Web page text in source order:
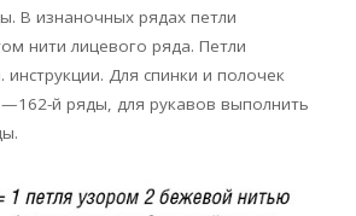
В изнаночных рядах петли
нити лицевого ряда. Петли
инструкции. Для спинки и полочек
й ряды, для рукавов выполнить